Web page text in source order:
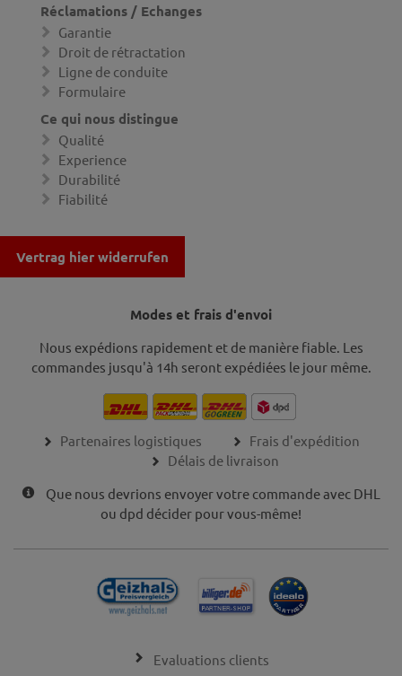
Réclamations / Echanges
Garantie
Droit de rétractation
Ligne de conduite
Formulaire
Ce qui nous distingue
Qualité
Experience
Durabilité
Fiabilité
Vertrag hier widerrufen
Modes et frais d'envoi
Nous expédions rapidement et de manière fiable. Les
commandes jusqu'à 14h seront expédiées le jour même.
Partenaires logistiques
Frais d'expédition
Délais de livraison
Que nous devrions envoyer votre commande avec DHL
ou dpd décider pour vous-même!
Evaluations clients